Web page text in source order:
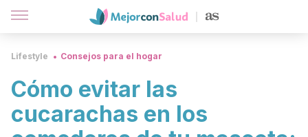
Lifestyle Consejos para el hogar
Cómo evitar las
cucarachas en los